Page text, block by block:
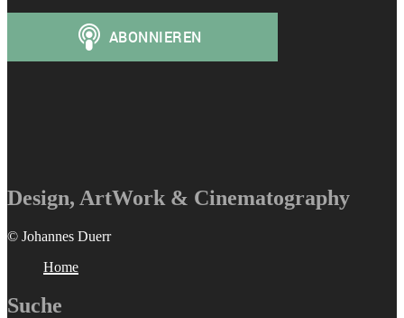
Design, ArtWork & Cinematography
© Johannes Duerr
Home
Suche